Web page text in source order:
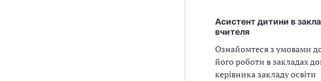
Асистент дитини в
вчителя
Ознайомтеся з умовами
його роботи в закладах
керівника закладу освіти